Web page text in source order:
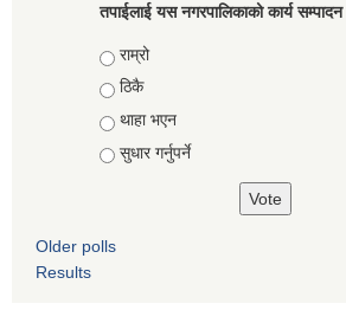
तपाईलाई यस नगरपालिकाको कार्य
Choices
राम्रो
ठिकै
थाहा भएन
सुधार गर्नुपर्ने
Older polls
Results